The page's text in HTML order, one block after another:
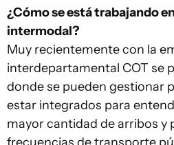
¿Cómo se está trabajando
intermodal?
Muy recientemente con la
interdepartamental COT se
donde se pueden gestionar
estar integrados para
mayor cantidad de arribos y